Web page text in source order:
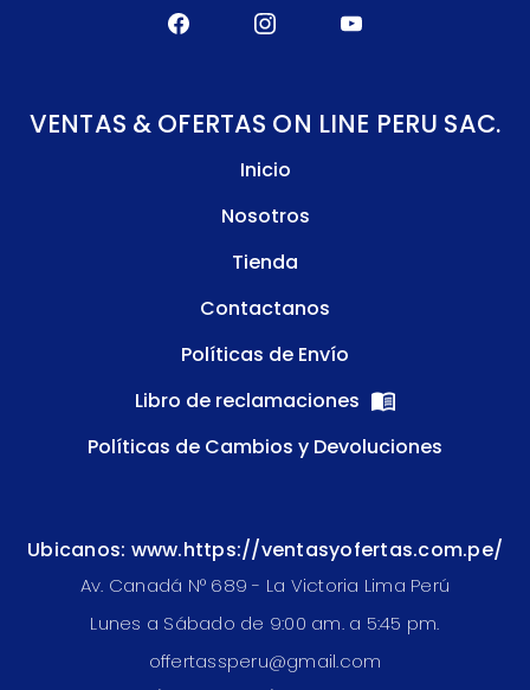
VENTAS & OFERTAS ON LINE PERU SAC.
Inicio
Nosotros
Tienda
Contactanos
Políticas de Envío
Libro de reclamaciones
Políticas de Cambios y Devoluciones
Ubicanos: www.https://ventasyofertas.com.pe/
Av. Canadá N° 689 - La Victoria Lima Perú
Lunes a Sábado de 9:00 am. a 5:45 pm.
offertassperu@gmail.com